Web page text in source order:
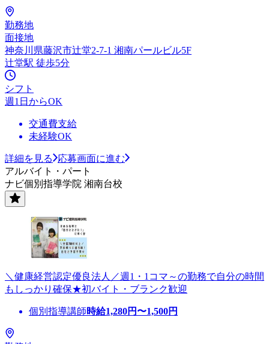
勤務地
面接地
神奈川県藤沢市辻堂2-7-1 湘南パールビル5F
辻堂駅 徒歩5分
シフト
週1日からOK
交通費支給
未経験OK
詳細を見る
応募画面に進む
アルバイト・パート
ナビ個別指導学院 湘南台校
＼健康経営認定優良法人／週1・1コマ～の勤務で自分の時間
もしっかり確保★初バイト・ブランク歓迎
個別指導講師時給1,280円〜1,500円